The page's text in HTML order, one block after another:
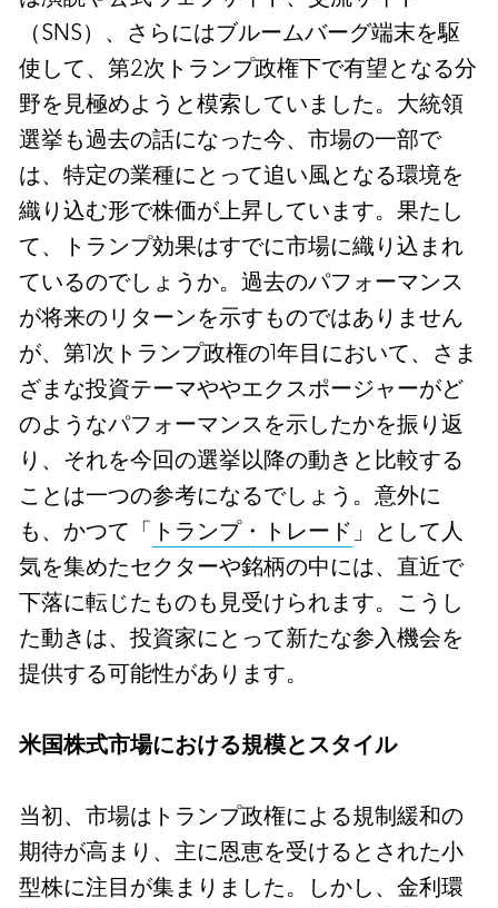
（SNS）、さらにはブルームバーグ端末を駆
使して、第2次トランプ政権下で有望となる分
野を見極めようと模索していました。大統領
選挙も過去の話になった今、市場の一部で
は、特定の業種にとって追い風となる環境を
織り込む形で株価が上昇しています。果たし
て、トランプ効果はすでに市場に織り込まれ
ているのでしょうか。過去のパフォーマンス
が将来のリターンを示すものではありません
が、第1次トランプ政権の1年目において、さま
ざまな投資テーマややエクスポージャーがど
のようなパフォーマンスを示したかを振り返
り、それを今回の選挙以降の動きと比較する
ことは一つの参考になるでしょう。意外に
も、かつて「 トランプ・トレード 」として人
気を集めたセクターや銘柄の中には、直近で
下落に転じたものも見受けられます。こうし
た動きは、投資家にとって新たな参入機会を
提供する可能性があります。
米国株式市場における規模とスタイル
当初、市場はトランプ政権による規制緩和の
期待が高まり、主に恩恵を受けるとされた小
型株に注目が集まりました。しかし、金利環